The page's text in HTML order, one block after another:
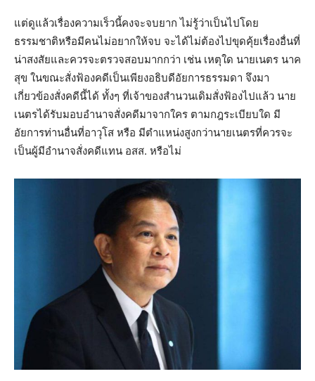
แต่ดูแล้วเรื่องความเร็วนี้คงจะจบยาก ไม่รู้ว่าเป็นไปโดย
ธรรมชาติหรือมีคนไม่อยากให้จบ จะได้ไม่ต้องไปขุดคุ้ยเรื่องอื่นที่
น่าสงสัยและควรจะตรวจสอบมากกว่า เช่น เหตุใด นายเนตร นาค
สุข ในขณะสั่งฟ้องคดีเป็นเพียงอธิบดีอัยการธรรมดา จึงมา
เกี่ยวข้องสั่งคดีนี้ได้ ทั้งๆ ที่เจ้าของสำนวนเดิมสั่งฟ้องไปแล้ว นาย
เนตรได้รับมอบอำนาจสั่งคดีมาจากใคร ตามกฎระเบียบใด มี
อัยการท่านอื่นที่อาวุโส หรือ มีตำแหน่งสูงกว่านายเนตรที่ควรจะ
เป็นผู้มีอำนาจสั่งคดีแทน อสส. หรือไม่